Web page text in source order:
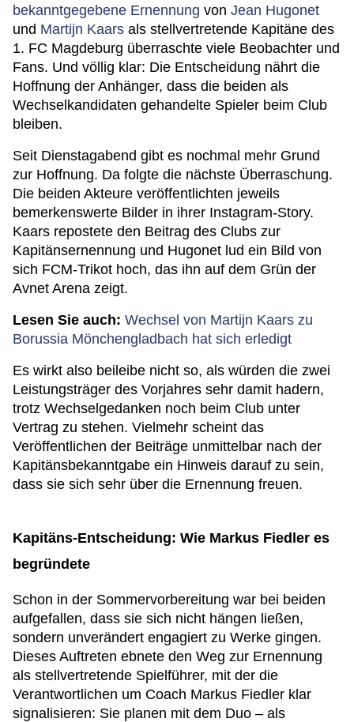
bekanntgegebene Ernennung von Jean Hugonet
und Martijn Kaars als stellvertretende Kapitäne des
1. FC Magdeburg überraschte viele Beobachter und
Fans. Und völlig klar: Die Entscheidung nährt die
Hoffnung der Anhänger, dass die beiden als
Wechselkandidaten gehandelte Spieler beim Club
bleiben.
Seit Dienstagabend gibt es nochmal mehr Grund
zur Hoffnung. Da folgte die nächste Überraschung.
Die beiden Akteure veröffentlichten jeweils
bemerkenswerte Bilder in ihrer Instagram-Story.
Kaars repostete den Beitrag des Clubs zur
Kapitänsernennung und Hugonet lud ein Bild von
sich FCM-Trikot hoch, das ihn auf dem Grün der
Avnet Arena zeigt.
Lesen Sie auch: Wechsel von Martijn Kaars zu
Borussia Mönchengladbach hat sich erledigt
Es wirkt also beileibe nicht so, als würden die zwei
Leistungsträger des Vorjahres sehr damit hadern,
trotz Wechselgedanken noch beim Club unter
Vertrag zu stehen. Vielmehr scheint das
Veröffentlichen der Beiträge unmittelbar nach der
Kapitänsbekanntgabe ein Hinweis darauf zu sein,
dass sie sich sehr über die Ernennung freuen.
Kapitäns-Entscheidung: Wie Markus Fiedler es
begründete
Schon in der Sommervorbereitung war bei beiden
aufgefallen, dass sie sich nicht hängen ließen,
sondern unverändert engagiert zu Werke gingen.
Dieses Auftreten ebnete den Weg zur Ernennung
als stellvertretende Spielführer, mit der die
Verantwortlichen um Coach Markus Fiedler klar
signalisieren: Sie planen mit dem Duo – als